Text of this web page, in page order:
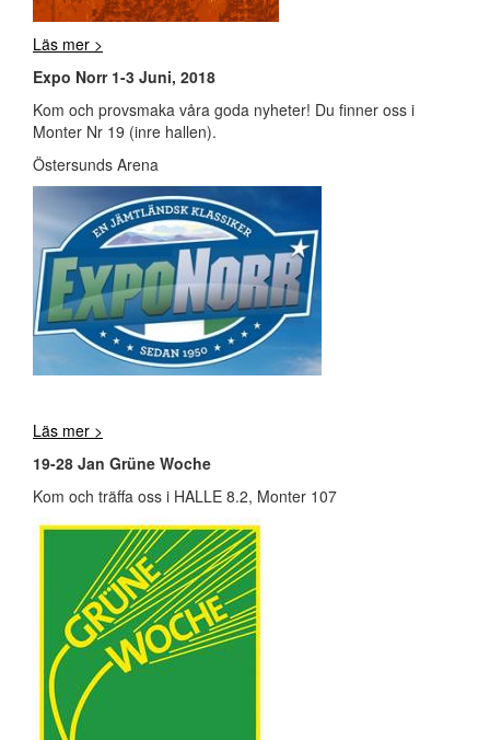
Läs mer >
Expo Norr 1-3 Juni, 2018
Kom och provsmaka våra goda nyheter! Du finner oss i
Monter Nr 19 (inre hallen).
Östersunds Arena
Läs mer >
19-28 Jan Grüne Woche
Kom och träffa oss i HALLE 8.2, Monter 107